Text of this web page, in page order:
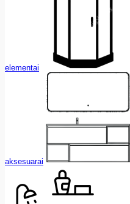
elementai
aksesuarai